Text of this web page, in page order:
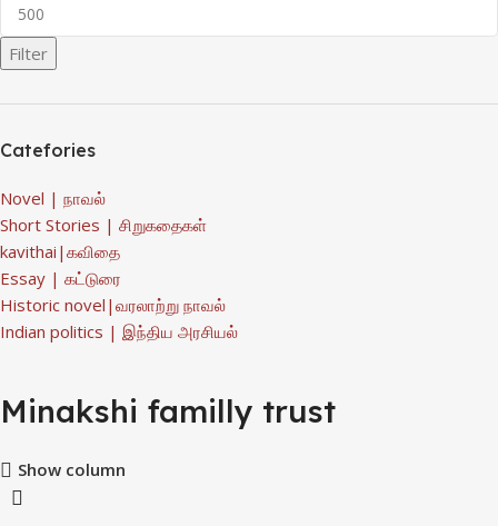
Filter
Catefories
Novel | நாவல்
Short Stories | சிறுகதைகள்
kavithai|கவிதை
Essay | கட்டுரை
Historic novel|வரலாற்று நாவல்
Indian politics | இந்திய அரசியல்
Minakshi familly trust
Show column